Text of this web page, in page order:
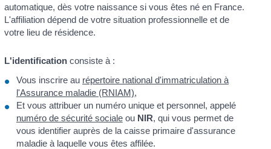
automatique, dès votre naissance si vous êtes né en France.
L'affiliation dépend de votre situation professionnelle et de
votre lieu de résidence.
L'identificationconsiste à :
Vous inscrire au répertoire national d'immatriculation à
l'Assurance maladie (RNIAM),
Et vous attribuer un numéro unique et personnel, appelé
numéro de sécurité socialeou NIR, qui vous permet de
vous identifier auprès de la caisse primaire d'assurance
maladie à laquelle vous êtes affilée.